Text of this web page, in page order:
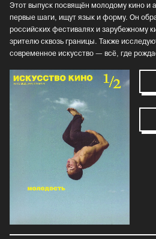
Этот выпуск посвящён молодому кино и
первые шаги, ищут язык и форму. Он
российских фестивалях и зарубежному
зрителю сквозь границы. Также
современное искусство — всё, где